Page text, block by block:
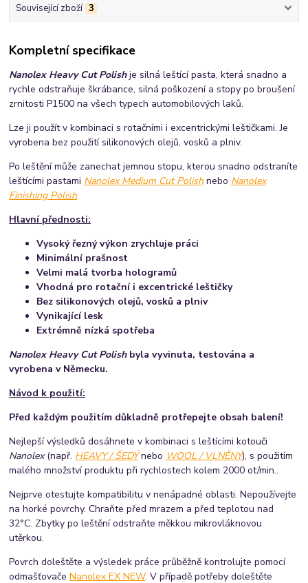
Související zboží 3
Kompletní specifikace
Nanolex Heavy Cut Polishje silná leštící pasta, která snadno a
rychle odstraňuje škrábance, silná poškození a stopy po broušení
zrnitosti P1500 na všech typech automobilových laků.
Lze ji použít v kombinaci s rotačními i excentrickými leštičkami. Je
vyrobena bez použití silikonových olejů, vosků a plniv.
Po leštění může zanechat jemnou stopu, kterou snadno odstraníte
leštícími pastami Nanolex Medium Cut Polish nebo Nanolex
Finishing Polish.
Hlavní přednosti:
Vysoký řezný výkon zrychluje práci
Minimální prašnost
Velmi malá tvorba hologramů
Vhodná pro rotační i excentrické leštičky
Bez silikonových olejů, vosků a plniv
Vynikající lesk
Extrémně nízká spotřeba
Nanolex Heavy Cut Polishbyla vyvinuta, testována a
vyrobena v Německu.
Návod k použití:
Před každým použitím důkladně protřepejte obsah balení!
Nejlepší výsledků dosáhnete v kombinaci s leštícími kotouči
Nanolex(např. HEAVY / ŠEDÝnebo WOOL / VLNĚNÝ), s použitím
malého množství produktu při rychlostech kolem 2000 ot/min..
Nejprve otestujte kompatibilitu v nenápadné oblasti. Nepoužívejte
na horké povrchy. Chraňte před mrazem a před teplotou nad
32°C. Zbytky po leštění odstraňte měkkou mikrovláknovou
utěrkou.
Povrch doleštěte a výsledek práce průběžně kontrolujte pomocí
odmašťovačeNanolex EX NEW. V případě potřeby doleštěte